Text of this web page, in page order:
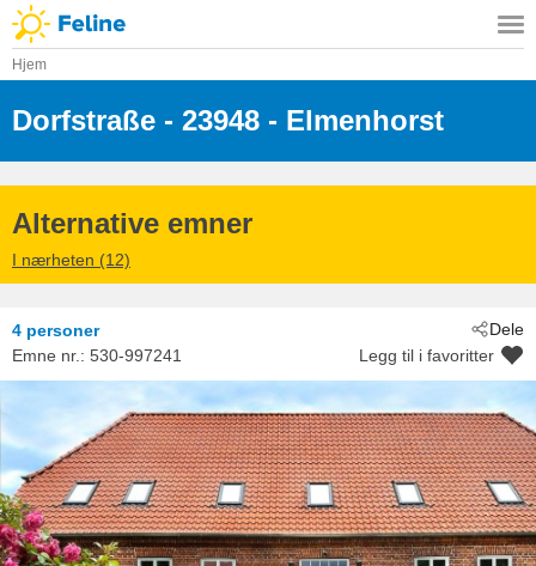
Hjem
Dorfstraße - 23948 - Elmenhorst
Alternative emner
I nærheten (12)
Dele
4 personer
Emne nr.: 530-997241 Legg til i favoritter